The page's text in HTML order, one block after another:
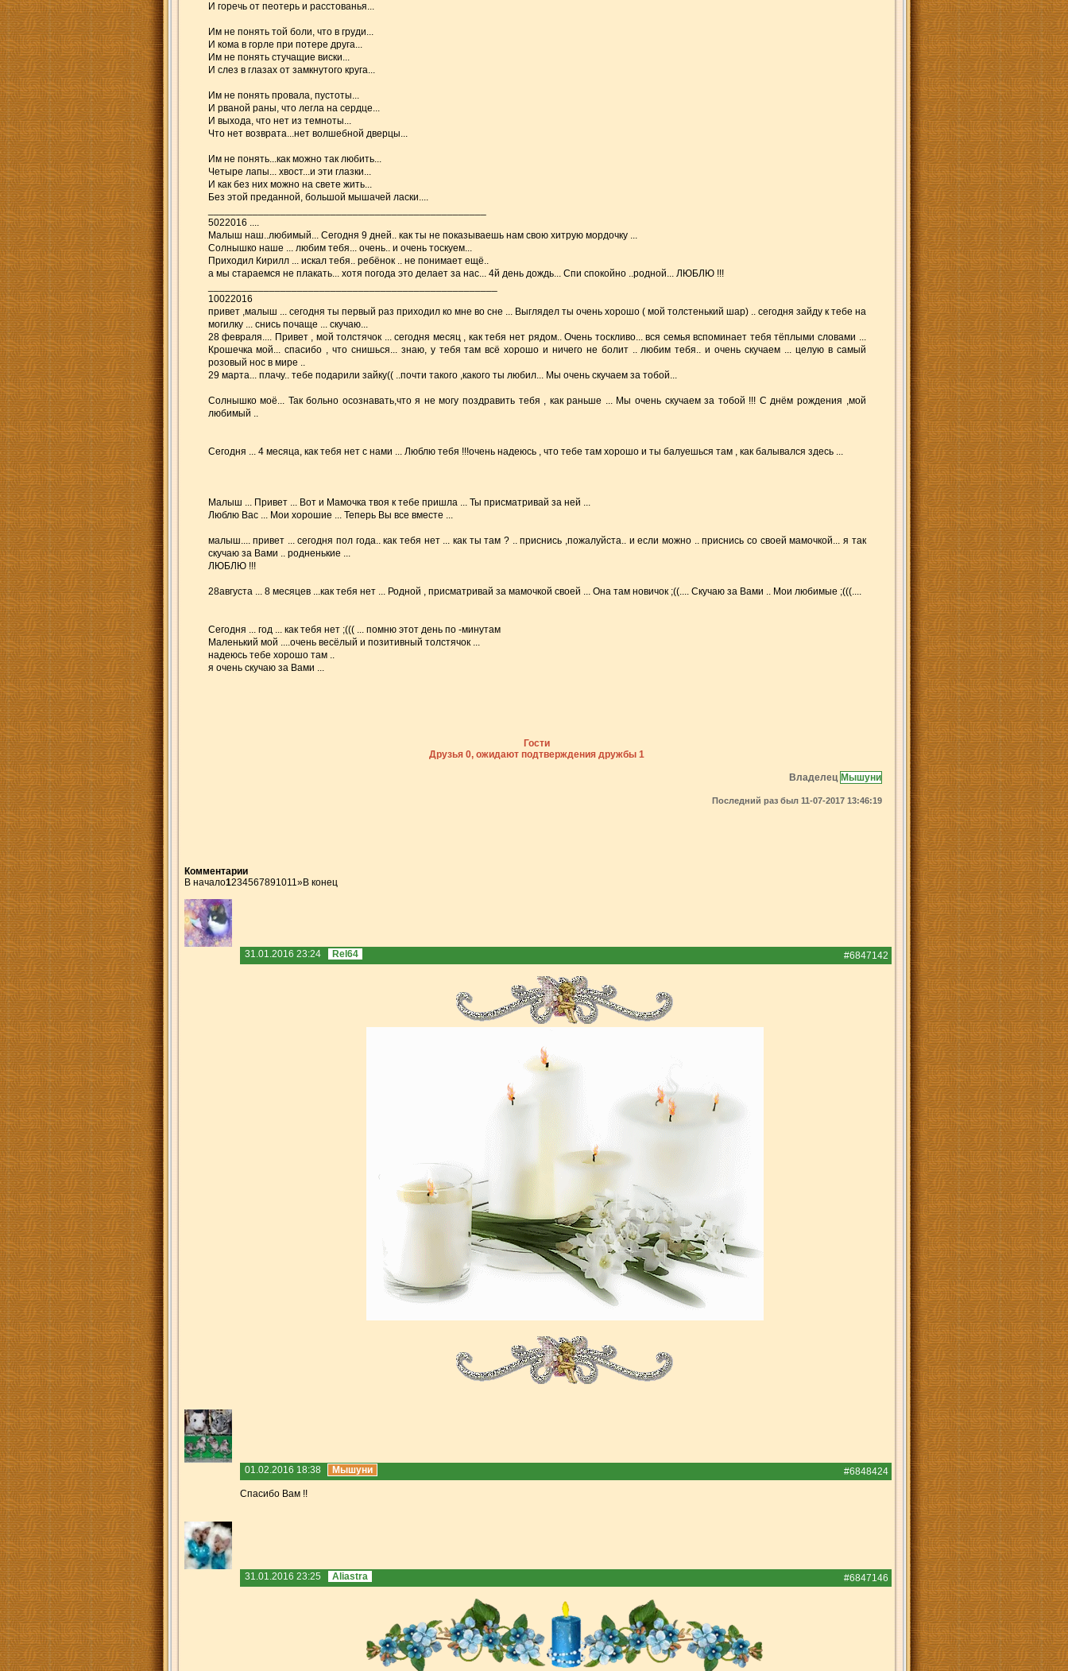
И горечь от пеотерь и расстованья...
Им не понять той боли, что в груди...
И кома в горле при потере друга...
Им не понять стучащие виски...
И слез в глазах от замкнутого круга...
Им не понять провала, пустоты...
И рваной раны, что легла на сердце...
И выхода, что нет из темноты...
Что нет возврата...нет волшебной дверцы...
Им не понять...как можно так любить...
Четыре лапы... хвост...и эти глазки...
И как без них можно на свете жить...
Без этой преданной, большой мышачей ласки....
5022016 ....
Малыш наш..любимый... Сегодня 9 дней.. как ты не показываешь нам свою хитрую мордочку ...
Солнышко наше ... любим тебя... очень.. и очень тоскуем...
Приходил Кирилл ... искал тебя.. ребёнок .. не понимает ещё..
а мы стараемся не плакать... хотя погода это делает за нас... 4й день дождь... Спи спокойно ..родной... ЛЮБЛЮ !!!
10022016
привет ,малыш ... сегодня ты первый раз приходил ко мне во сне ... Выглядел ты очень хорошо ( мой толстенький шар) .. сегодня зайду к тебе на
могилку ... снись почаще ... скучаю...
28 февраля.... Привет , мой толстячок ... сегодня месяц , как тебя нет рядом.. Очень тоскливо... вся семья вспоминает тебя тёплыми словами ...
Крошечка мой... спасибо , что снишься... знаю, у тебя там всё хорошо и ничего не болит .. любим тебя.. и очень скучаем ... целую в самый
розовый нос в мире ..
29 марта... плачу.. тебе подарили зайку(( ..почти такого ,какого ты любил... Мы очень скучаем за тобой...
Солнышко моё... Так больно осознавать,что я не могу поздравить тебя , как раньше ... Мы очень скучаем за тобой !!! С днём рождения ,мой
любимый ..
Сегодня ... 4 месяца, как тебя нет с нами ... Люблю тебя !!!очень надеюсь , что тебе там хорошо и ты балуешься там , как балывался здесь ...
Малыш ... Привет ... Вот и Мамочка твоя к тебе пришла ... Ты присматривай за ней ...
Люблю Вас ... Мои хорошие ... Теперь Вы все вместе ...
малыш.... привет ... сегодня пол года.. как тебя нет ... как ты там ? .. приснись ,пожалуйста.. и если можно .. приснись со своей мамочкой... я так
скучаю за Вами .. родненькие ...
ЛЮБЛЮ !!!
28августа ... 8 месяцев ...как тебя нет ... Родной , присматривай за мамочкой своей ... Она там новичок ;((.... Скучаю за Вами .. Мои любимые ;(((....
Сегодня ... год ... как тебя нет ;((( ... помню этот день по -минутам
Маленький мой ....очень весёлый и позитивный толстячок ...
надеюсь тебе хорошо там ..
я очень скучаю за Вами ...
Гости
Друзья 0, ожидают подтверждения дружбы 1
Владелец Мышуни
Последний раз был 11-07-2017 13:46:19
Комментарии
В начало1234567891011»В конец
31.01.2016 23:24 Rel64 #6847142
01.02.2016 18:38 Мышуни
#6848424
Спасибо Вам !!
31.01.2016 23:25 Aliastra #6847146